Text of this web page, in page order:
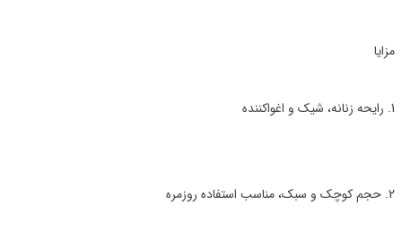
مزایا
1. رایحه زنانه، شیک و اغواکننده
2. حجم کوچک و سبک، مناسب استفاده روزمره